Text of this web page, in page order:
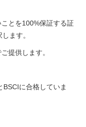
とを100%保証する証
ます。
提供します。
に合格していま